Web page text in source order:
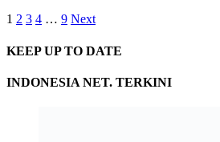
1 2 3 4 … 9 Next
KEEP UP TO DATE
INDONESIA NET. TERKINI